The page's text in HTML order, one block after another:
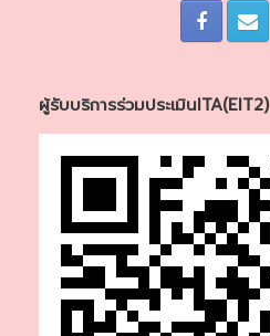
ผู้รับบริการร่วมประเมินITA(EIT2)